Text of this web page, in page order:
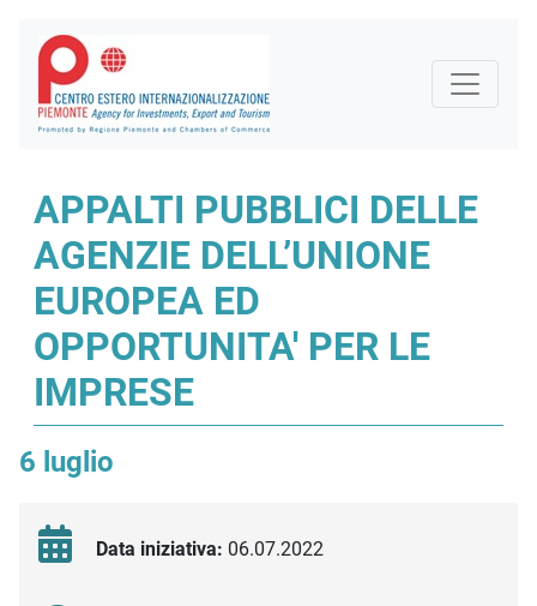
APPALTI PUBBLICI DELLE
AGENZIE DELL’UNIONE
EUROPEA ED
OPPORTUNITA' PER LE
IMPRESE
6 luglio
Data iniziativa: 06.07.2022